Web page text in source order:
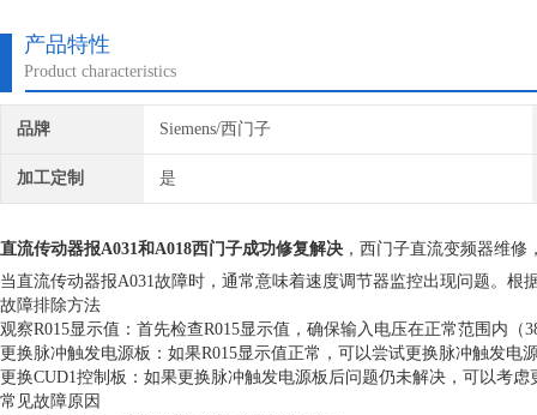
产品特性
Product characteristics
品牌 Siemens/西门子
加工定制 是
直流传动器报A031和A018西门子成功修复解决 ，西门子直流变频器维
当直流传动器报A031故障时，通常意味着速度调节器监控出现问题。
故障排除方法
观察R015显示值：首先检查R015显示值，确保输入电压在正常范围内（
更换脉冲触发电源板：如果R015显示值正常，可以尝试更换脉冲触发电
更换CUD1控制板：如果更换脉冲触发电源板后问题仍未解决，可以考虑
常见故障原因